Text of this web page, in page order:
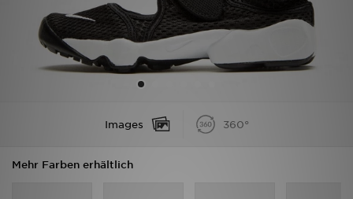
Images 360°
Mehr Farben erhältlich
JD Exklusives
Geschenkkarte